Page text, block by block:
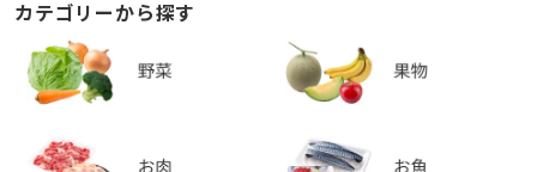
カテゴリーから探す